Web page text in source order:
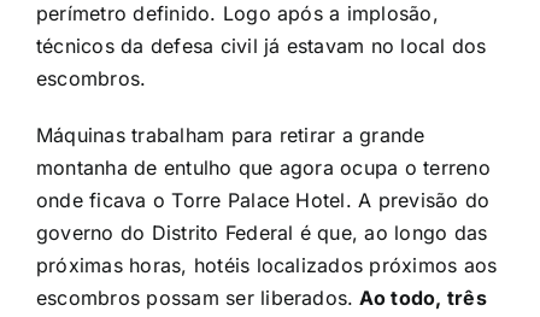
perímetro definido. Logo após a implosão,
técnicos da defesa civil já estavam no local dos
escombros.
Máquinas trabalham para retirar a grande
montanha de entulho que agora ocupa o terreno
onde ficava o Torre Palace Hotel. A previsão do
governo do Distrito Federal é que, ao longo das
próximas horas, hotéis localizados próximos aos
escombros possam ser liberados. Ao todo, três